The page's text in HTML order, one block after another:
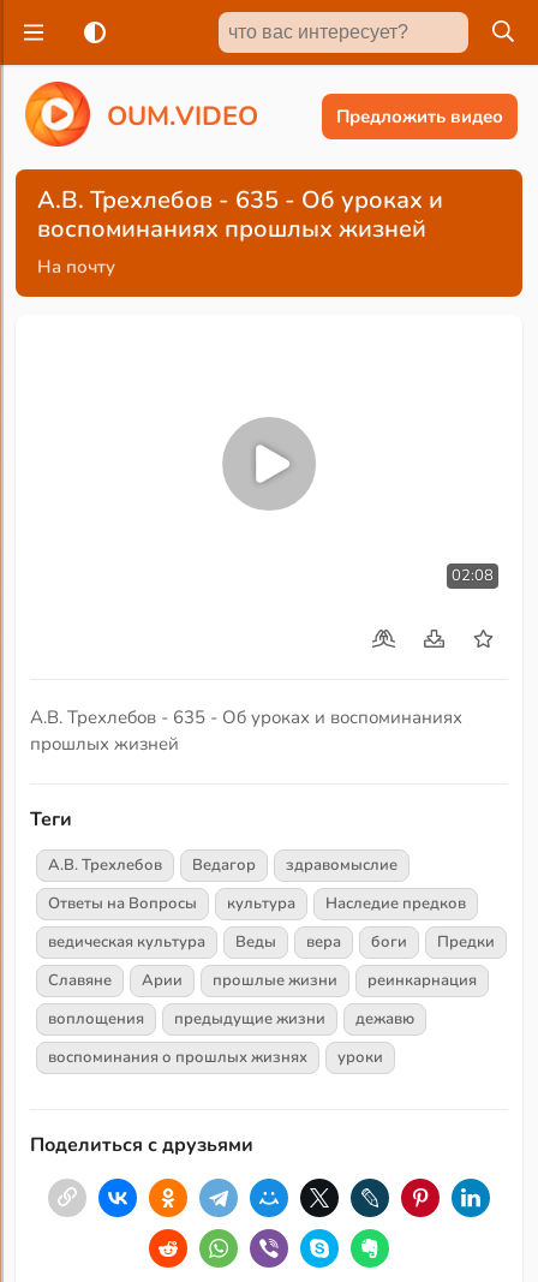
OUM.VIDEO Предложить видео
А.В. Трехлебов - 635 - Об уроках и
воспоминаниях прошлых жизней
На почту
02:08
А.В. Трехлебов - 635 - Об уроках и воспоминаниях
прошлых жизней
Теги
А.В. Трехлебов Ведагор
здравомыслие
Ответы на Вопросы
культура
Наследие предков
ведическая культура
Веды вера боги
Предки
Славяне
Арии прошлые жизни
реинкарнация
воплощения
предыдущие жизни
дежавю
воспоминания о прошлых жизнях
уроки
Поделиться с друзьями